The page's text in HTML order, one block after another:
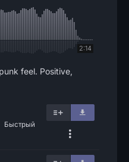
2:14
feel. Positive,
Быстрый